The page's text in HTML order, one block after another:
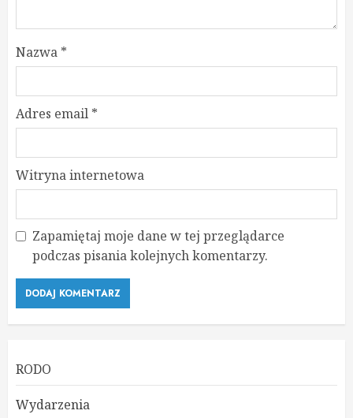
Nazwa *
Adres email *
Witryna internetowa
Zapamiętaj moje dane w tej przeglądarce
podczas pisania kolejnych komentarzy.
RODO
Wydarzenia